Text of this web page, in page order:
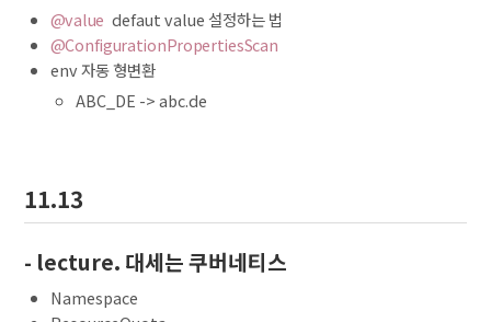
@value defaut value 설정하는 법
@ConfigurationPropertiesScan
env 자동 형변환
ABC_DE -> abc.de
11.13
- lecture. 대세는 쿠버네티스
Namespace